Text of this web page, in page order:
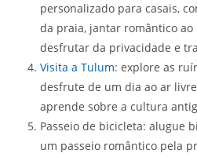
personalizado para casais,
da praia, jantar romântico
desfrutar da privacidade e
Visita a Tulum: explore as
desfrute de um dia ao ar
aprende sobre a cultura
Passeio de bicicleta: alugue
um passeio romântico pela